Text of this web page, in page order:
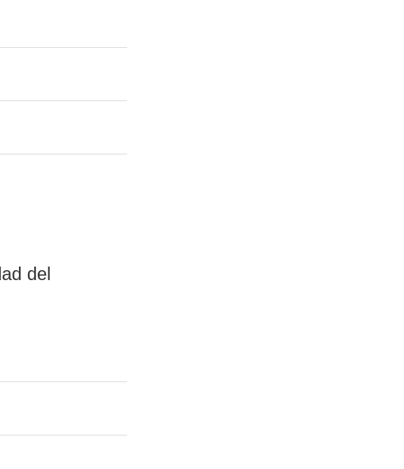
del